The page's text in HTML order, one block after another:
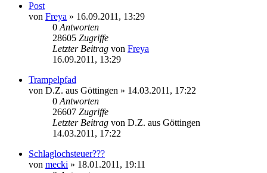
Post
von Freya » 16.09.2011, 13:29
0 Antworten
28605 Zugriffe
Letzter Beitrag von Freya
16.09.2011, 13:29
Trampelpfad
von D.Z. aus Göttingen » 14.03.2011, 17:22
0 Antworten
26607 Zugriffe
Letzter Beitrag von D.Z. aus Göttingen
14.03.2011, 17:22
Schlaglochsteuer???
von mecki » 18.01.2011, 19:11